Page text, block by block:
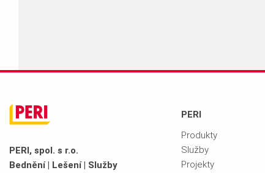
PERI, spol. s r.o.
Bednění | Lešení | Služby
PERI
Produkty
Služby
Projekty